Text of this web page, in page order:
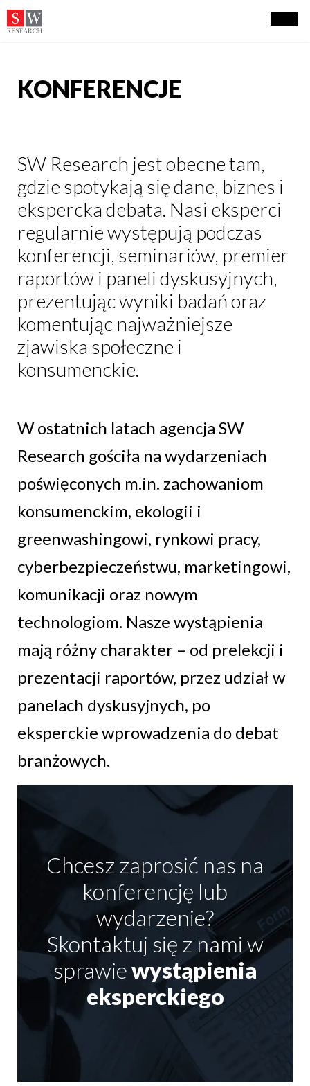
KONFERENCJE
SW Research jest obecne tam,
gdzie spotykają się dane, biznes i
ekspercka debata. Nasi eksperci
regularnie występują podczas
konferencji, seminariów, premier
raportów i paneli dyskusyjnych,
prezentując wyniki badań oraz
komentując najważniejsze
zjawiska społeczne i
konsumenckie.
W ostatnich latach agencja SW
Research gościła na wydarzeniach
poświęconych m.in. zachowaniom
konsumenckim, ekologii i
greenwashingowi, rynkowi pracy,
cyberbezpieczeństwu, marketingowi,
komunikacji oraz nowym
technologiom. Nasze wystąpienia
mają różny charakter – od prelekcji i
prezentacji raportów, przez udział w
panelach dyskusyjnych, po
eksperckie wprowadzenia do debat
branżowych.
Chcesz zaprosić nas na
konferencję lub
wydarzenie?
Skontaktuj się z nami w
sprawiewystąpienia
eksperckiego